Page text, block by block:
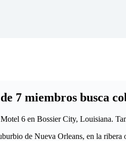
7 miembros busca
6 en Bossier City, Louisiana.
de Nueva Orleans, en la